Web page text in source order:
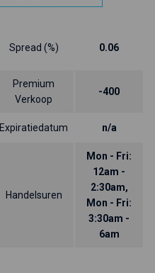
Spread (%) 0.06
Premium
Verkoop
-400
Expiratiedatum n/a
Handelsuren
Mon - Fri:
12am -
2:30am,
Mon - Fri:
3:30am -
6am